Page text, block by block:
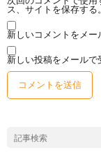
ス、サイトを保存する。
新しいコメントをメー
新しい投稿をメールで